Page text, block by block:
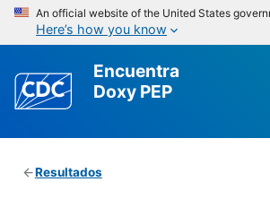
An official website of the United States
Here’s how you know
Encuentra
Doxy PEP
Resultados